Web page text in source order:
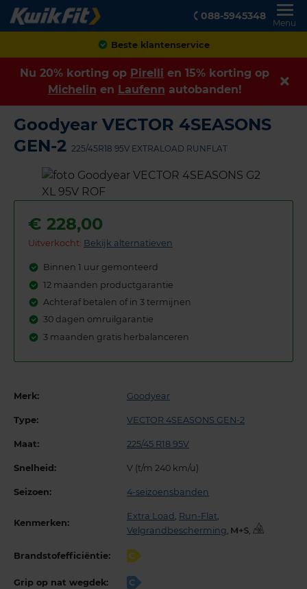
088-5945348
Menu
Achteraf betalen
Nu 20% korting op Pirelli en 15% korting op
Michelin en Laufenn autobanden!
Goodyear VECTOR 4SEASONS
GEN-2 225/45R18 95V EXTRALOAD RUNFLAT
€ 228,00
Uitverkocht: Bekijk alternatieven
Binnen 1 uur gemonteerd
12 maanden productgarantie
Achteraf betalen of in 3 termijnen
30 dagen omruilgarantie
3 maanden gratis herbalanceren
Merk: Goodyear
Type: VECTOR 4SEASONS GEN-2
Maat: 225/45 R18 95V
Snelheid: V (t/m 240 km/u)
Seizoen: 4-seizoensbanden
Kenmerken:
Extra Load , Run-Flat,
Velgrandbescherming, ,
Brandstofefficiëntie: C
Grip op nat wegdek: C